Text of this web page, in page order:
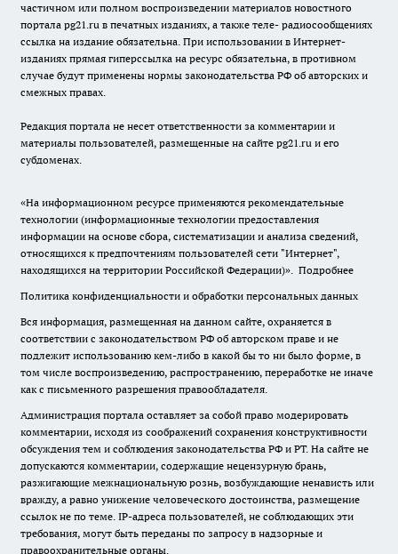
частичном или полном воспроизведении материалов новостного
портала pg21.ru в печатных изданиях, а также теле- радиосообщениях
ссылка на издание обязательна. При использовании в Интернет-
изданиях прямая гиперссылка на ресурс обязательна, в противном
случае будут применены нормы законодательства РФ об авторских и
смежных правах.
Редакция портала не несет ответственности за комментарии и
материалы пользователей, размещенные на сайте pg21.ru и его
субдоменах.
«На информационном ресурсе применяются рекомендательные
технологии (информационные технологии предоставления
информации на основе сбора, систематизации и анализа сведений,
относящихся к предпочтениям пользователей сети "Интернет",
находящихся на территории Российской Федерации)». Подробнее
Политика конфиденциальности и обработки персональных данных
Вся информация, размещенная на данном сайте, охраняется в
соответствии с законодательством РФ об авторском праве и не
подлежит использованию кем-либо в какой бы то ни было форме, в
том числе воспроизведению, распространению, переработке не иначе
как с письменного разрешения правообладателя.
Администрация портала оставляет за собой право модерировать
комментарии, исходя из соображений сохранения конструктивности
обсуждения тем и соблюдения законодательства РФ и РТ. На сайте не
допускаются комментарии, содержащие нецензурную брань,
разжигающие межнациональную рознь, возбуждающие ненависть или
вражду, а равно унижение человеческого достоинства, размещение
ссылок не по теме. IP-адреса пользователей, не соблюдающих эти
требования, могут быть переданы по запросу в надзорные и
правоохранительные органы.